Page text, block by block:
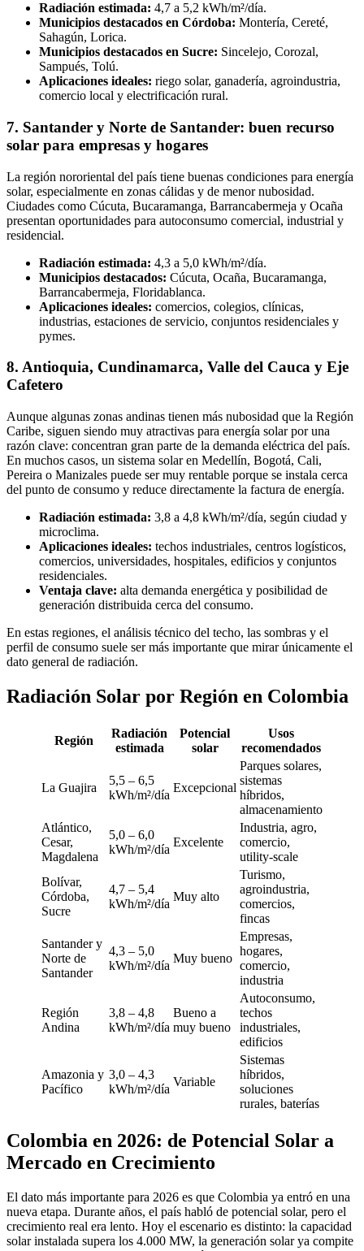
Radiación estimada: 4,7 a 5,2 kWh/m²/día.
Municipios destacados en Córdoba: Montería, Cereté,
Sahagún, Lorica.
Municipios destacados en Sucre: Sincelejo, Corozal,
Sampués, Tolú.
Aplicaciones ideales: riego solar, ganadería, agroindustria,
comercio local y electrificación rural.
7. Santander y Norte de Santander: buen recurso
solar para empresas y hogares
La región nororiental del país tiene buenas condiciones para energía
solar, especialmente en zonas cálidas y de menor nubosidad.
Ciudades como Cúcuta, Bucaramanga, Barrancabermeja y Ocaña
presentan oportunidades para autoconsumo comercial, industrial y
residencial.
Radiación estimada: 4,3 a 5,0 kWh/m²/día.
Municipios destacados: Cúcuta, Ocaña, Bucaramanga,
Barrancabermeja, Floridablanca.
Aplicaciones ideales: comercios, colegios, clínicas,
industrias, estaciones de servicio, conjuntos residenciales y
pymes.
8. Antioquia, Cundinamarca, Valle del Cauca y Eje
Cafetero
Aunque algunas zonas andinas tienen más nubosidad que la Región
Caribe, siguen siendo muy atractivas para energía solar por una
razón clave: concentran gran parte de la demanda eléctrica del país.
En muchos casos, un sistema solar en Medellín, Bogotá, Cali,
Pereira o Manizales puede ser muy rentable porque se instala cerca
del punto de consumo y reduce directamente la factura de energía.
Radiación estimada: 3,8 a 4,8 kWh/m²/día, según ciudad y
microclima.
Aplicaciones ideales: techos industriales, centros logísticos,
comercios, universidades, hospitales, edificios y conjuntos
residenciales.
Ventaja clave: alta demanda energética y posibilidad de
generación distribuida cerca del consumo.
En estas regiones, el análisis técnico del techo, las sombras y el
perfil de consumo suele ser más importante que mirar únicamente el
dato general de radiación.
Radiación Solar por Región en Colombia
Región
Radiación
estimada
Potencial
solar
Usos
recomendados
La Guajira
5,5 – 6,5
kWh/m²/día
Excepcional
Parques solares,
sistemas
híbridos,
almacenamiento
Atlántico,
Cesar,
Magdalena
5,0 – 6,0
kWh/m²/día
Excelente
Industria, agro,
comercio,
utility-scale
Bolívar,
Córdoba,
Sucre
4,7 – 5,4
kWh/m²/día
Muy alto
Turismo,
agroindustria,
comercios,
fincas
Santander y
Norte de
Santander
4,3 – 5,0
kWh/m²/día
Muy bueno
Empresas,
hogares,
comercio,
industria
Región
Andina
3,8 – 4,8
kWh/m²/día
Bueno a
muy bueno
Autoconsumo,
techos
industriales,
edificios
Amazonia y
Pacífico
3,0 – 4,3
kWh/m²/día
Variable
Sistemas
híbridos,
soluciones
rurales, baterías
Colombia en 2026: de Potencial Solar a
Mercado en Crecimiento
El dato más importante para 2026 es que Colombia ya entró en una
nueva etapa. Durante años, el país habló de potencial solar, pero el
crecimiento real era lento. Hoy el escenario es distinto: la capacidad
solar instalada supera los 4.000 MW, la generación solar ya compite